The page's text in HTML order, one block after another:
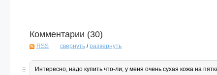
Комментарии (30)
RSS свернуть /развернуть
Интересно, надо купить что-ли, у меня очень сухая кожа на